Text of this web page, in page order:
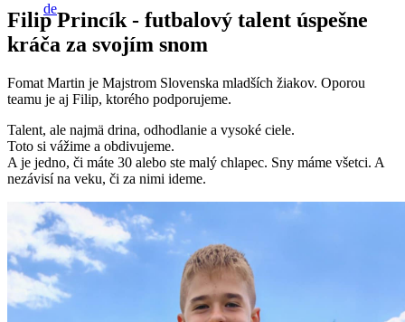
de
Filip Princík - futbalový talent úspešne
kráča za svojím snom
Fomat Martin je Majstrom Slovenska mladších žiakov. Oporou
teamu je aj Filip, ktorého podporujeme.
Talent, ale najmä drina, odhodlanie a vysoké ciele.
Toto si vážime a obdivujeme.
A je jedno, či máte 30 alebo ste malý chlapec. Sny máme všetci. A
nezávisí na veku, či za nimi ideme.